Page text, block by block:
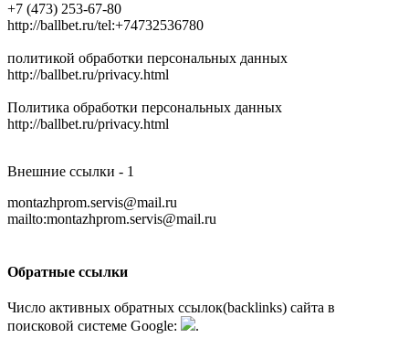
+7 (473) 253-67-80
http://ballbet.ru/tel:+74732536780
политикой обработки персональных данных
http://ballbet.ru/privacy.html
Политика обработки персональных данных
http://ballbet.ru/privacy.html
Внешние ссылки - 1
montazhprom.servis@mail.ru
mailto:montazhprom.servis@mail.ru
Обратные ссылки
Число активных обратных ссылок(backlinks) сайта в
поисковой системе Google: .